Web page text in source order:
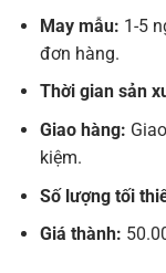
May mẫu: 1-5
đơn hàng.
Thời gian sản
Giao hàng:
kiệm.
Số lượng tối
Giá thành: